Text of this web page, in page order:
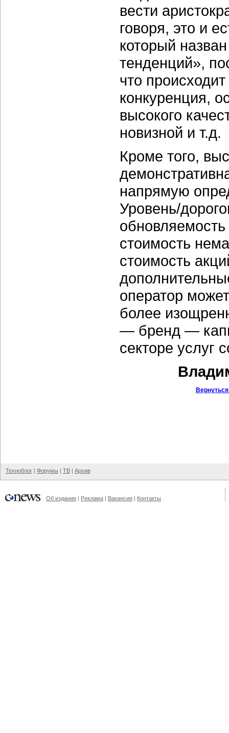
вести
говоря, это и
который
тенденций»,
что
конкуренция,
высокого
новизной и т.д.
Кроме того,
напрямую
Уровень/
стоимость
стоимость
оператор
более
— бренд —
секторе услуг
Техноблог | Форумы | ТВ | Архив
Об издании | Реклама | Вакансии | Контакты